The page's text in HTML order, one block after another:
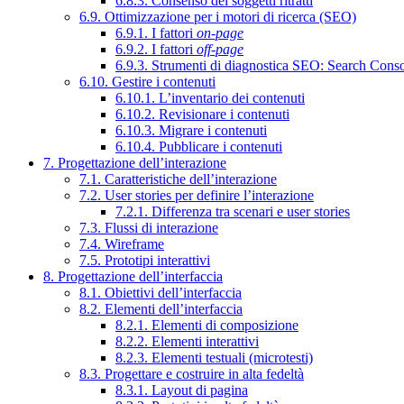
6.9. Ottimizzazione per i motori di ricerca (SEO)
6.9.1. I fattori on-page
6.9.2. I fattori off-page
6.9.3. Strumenti di diagnostica SEO: Search
6.10. Gestire i contenuti
6.10.1. L’inventario dei contenuti
6.10.2. Revisionare i contenuti
6.10.3. Migrare i contenuti
6.10.4. Pubblicare i contenuti
7. Progettazione dell’interazione
7.1. Caratteristiche dell’interazione
7.2. User stories per definire l’interazione
7.2.1. Differenza tra scenari e user stories
7.3. Flussi di interazione
7.4. Wireframe
7.5. Prototipi interattivi
8. Progettazione dell’interfaccia
8.1. Obiettivi dell’interfaccia
8.2. Elementi dell’interfaccia
8.2.1. Elementi di composizione
8.2.2. Elementi interattivi
8.2.3. Elementi testuali (microtesti)
8.3. Progettare e costruire in alta fedeltà
8.3.1. Layout di pagina